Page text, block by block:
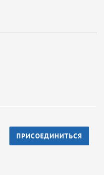
ПРИСОЕДИНИТЬСЯ